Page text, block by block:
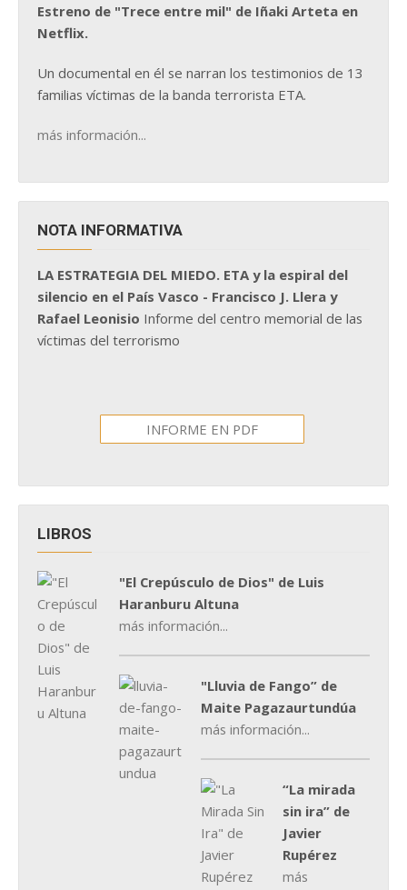
Estreno de "Trece entre mil" de Iñaki Arteta en
Netflix.
Un documental en él se narran los testimonios de 13
familias víctimas de la banda terrorista ETA.
más información...
NOTA INFORMATIVA
LA ESTRATEGIA DEL MIEDO. ETA y la espiral del
silencio en el País Vasco - Francisco J. Llera y
Rafael Leonisio Informe del centro memorial de las
víctimas del terrorismo
INFORME EN PDF
LIBROS
"El Crepúsculo de Dios" de Luis
Haranburu Altuna
más información...
"Lluvia de Fango” de
Maite Pagazaurtundúa
más información...
“La mirada
sin ira” de
Javier
Rupérez
más